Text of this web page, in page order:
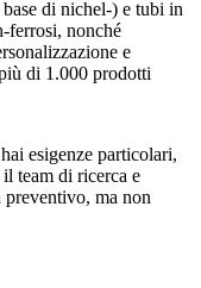
di nichel-) e tubi in
ferrosi, nonché
e
di 1.000 prodotti
esigenze particolari,
team di ricerca e
ma non